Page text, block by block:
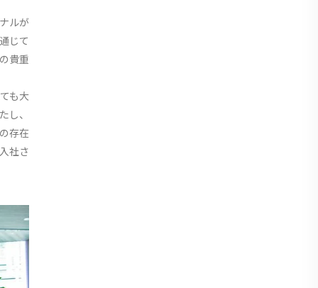
ルが
じて
貴重
も大
し、
存在
社さ